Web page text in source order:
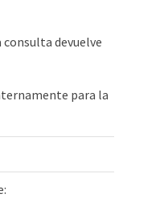
consulta devuelve
para la